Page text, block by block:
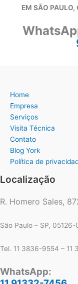
EM SÃO PAULO,
Home
Empresa
Serviços
Visita Técnica
Contato
Blog York
Política de
Localização
R. Homero Sales,
São Paulo – SP,
Tel. 11 3836-9554 – 11
WhatsApp: